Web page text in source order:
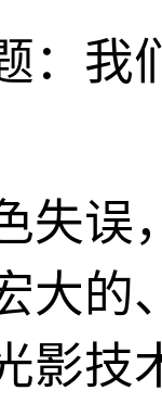
：我
失误
大的
影技